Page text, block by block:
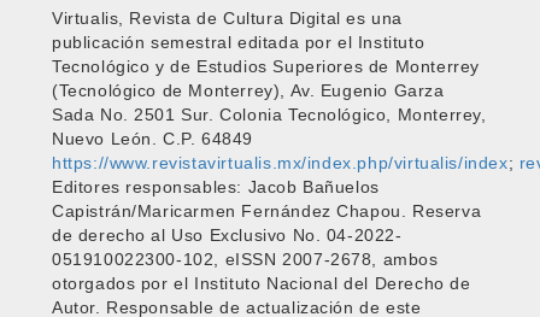
Virtualis, Revista de Cultura Digital es una
publicación semestral editada por el Instituto
Tecnológico y de Estudios Superiores de Monterrey
(Tecnológico de Monterrey), Av. Eugenio Garza
Sada No. 2501 Sur. Colonia Tecnológico, Monterrey,
Nuevo León. C.P. 64849
https://www.revistavirtualis.mx/index.php/virtualis/index;
Editores responsables: Jacob Bañuelos
Capistrán/Maricarmen Fernández Chapou. Reserva
de derecho al Uso Exclusivo No. 04-2022-
051910022300-102, eISSN 2007-2678, ambos
otorgados por el Instituto Nacional del Derecho de
Autor. Responsable de actualización de este